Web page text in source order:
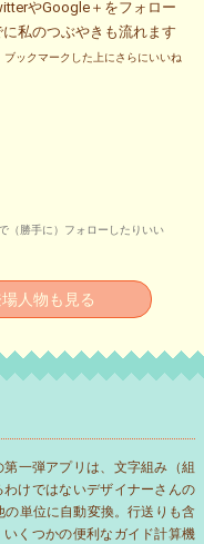
やGoogle＋をフォロー
私のつぶやきも流れます
ックマークした上にさらにいいね
（勝手に）フォローしたりいい
人物も見る
一弾アプリは、文字組み（組
けではないデザイナーさんの
単位に自動変換。行送りも含
くつかの便利なガイド計算機